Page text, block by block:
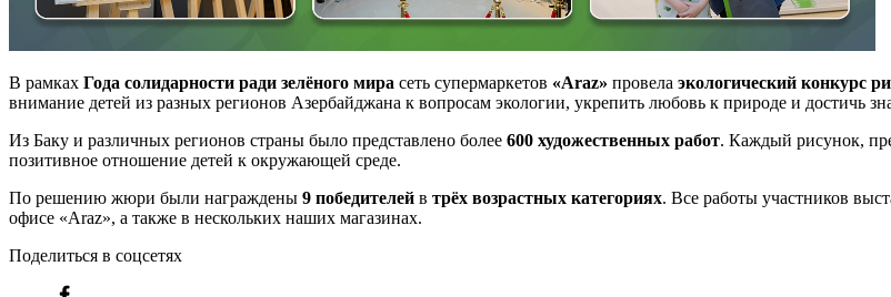
В рамках Года солидарности ради зелёного мира сеть супермаркетов «Araz» провела экологический конкурс
внимание детей из разных регионов Азербайджана к вопросам экологии, укрепить любовь к природе и достичь
Из Баку и различных регионов страны было представлено более 600 художественных работ. Каждый рисунок,
позитивное отношение детей к окружающей среде.
По решению жюри были награждены 9 победителей в трёх возрастных категориях. Все работы участников
офисе «Araz», а также в нескольких наших магазинах.
Поделиться в соцсетях